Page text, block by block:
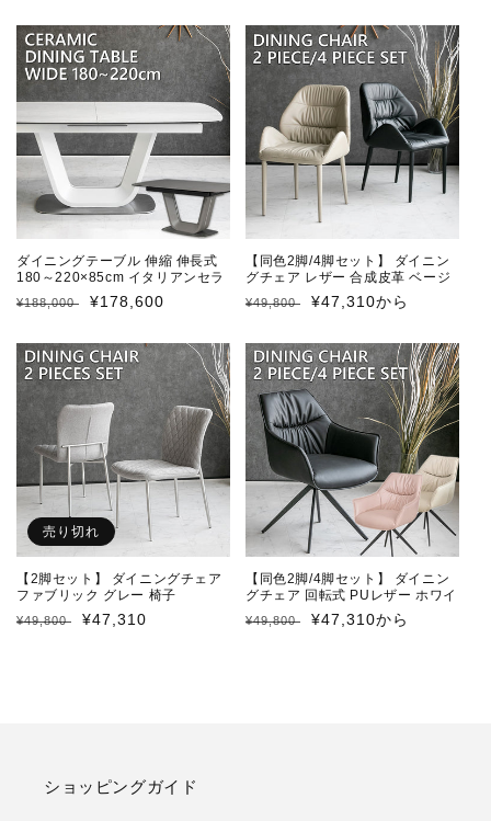
の
数
量
減
ら
す
の
数
量
増
や
す
ダイニングテーブル 伸縮 伸長式
180～220×85cm イタリアンセラ
ミック LAMINAM製 ホワイト グ
レー
通
価
格
¥188,000
セ
ル
価
格
¥178,600
【同色2脚/4脚セット】 ダイニン
グチェア レザー 合成皮革 ベージ
ュ ブラック 黒 椅子
通
価
格
¥49,800
セ
ル
価
格
¥47,310から
売り切れ
【2脚セット】 ダイニングチェア
ファブリック グレー 椅子
通
¥49,800
セ
¥47,310
【同色2脚/4脚セット】 ダイニン
グチェア 回転式 PUレザー ホワイ
ト ブラック ピンク 椅子
通
¥49,800
セ
¥47,310から
ショッピングガイド